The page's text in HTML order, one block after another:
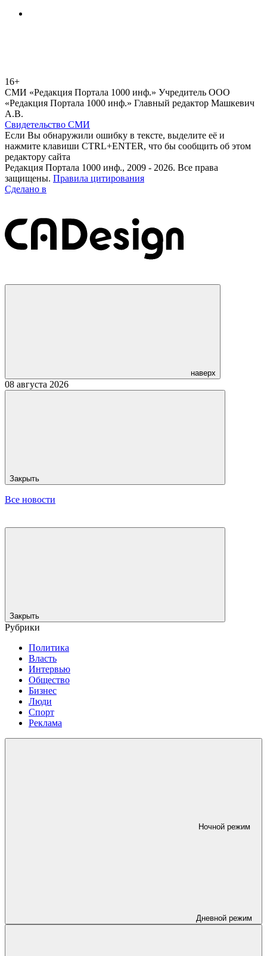
16+
СМИ «Редакция Портала 1000 инф.» Учредитель ООО
«Редакция Портала 1000 инф.» Главный редактор Машкевич
А.В.
Свидетельство СМИ
Если Вы обнаружили ошибку в тексте, выделите её и
нажмите клавиши CTRL+ENTER, что бы сообщить об этом
редактору сайта
Редакция Портала 1000 инф., 2009 - 2026. Все права
защищены. Правила цитирования
Сделано в
наверх
08 августа 2026
Закрыть
Все новости
Закрыть
Рубрики
Политика
Власть
Интервью
Общество
Бизнес
Люди
Спорт
Реклама
Ночной режим
Дневной режим